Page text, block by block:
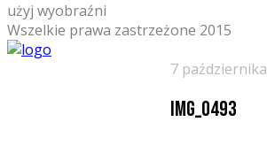
użyj wyobraźni
Wszelkie prawa zastrzeżone 2015
7
img_0493